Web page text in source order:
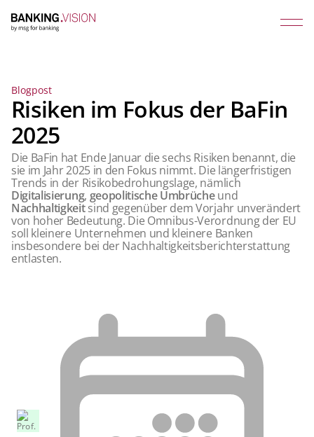
Blogpost
Risiken im Fokus der BaFin
2025
Die BaFin hat Ende Januar die sechs Risiken benannt, die
sie im Jahr 2025 in den Fokus nimmt. Die längerfristigen
Trends in der Risikobedrohungslage, nämlich
Digitalisierung, geopolitische Umbrücheund
Nachhaltigkeitsind gegenüber dem Vorjahr unverändert
von hoher Bedeutung. Die Omnibus-Verordnung der EU
soll kleinere Unternehmen und kleinere Banken
insbesondere bei der Nachhaltigkeitsberichterstattung
entlasten.